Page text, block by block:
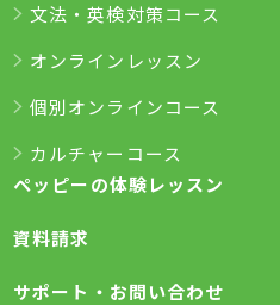
文法・英検対策コース
オンラインレッスン
個別オンラインコース
カルチャーコース
ペッピーの体験レッスン
資料請求
サポート・お問い合わせ